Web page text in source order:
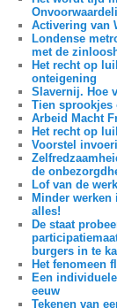
Activering van
Londense
met de
Het recht op
onteigening
Slavernij. Hoe
Tien sprookjes
Arbeid Macht
Het recht op
Voorstel
de
Lof van de
Minder
alles!
De staat
burgers in te
Het fenomeen
Een
eeuw
Tekenen van